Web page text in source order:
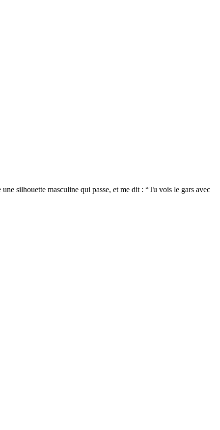
silhouette masculine qui passe, et me dit : “Tu vois le gars avec